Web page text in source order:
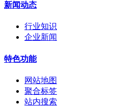
新闻动态
行业知识
企业新闻
特色功能
网站地图
聚合标签
站内搜索